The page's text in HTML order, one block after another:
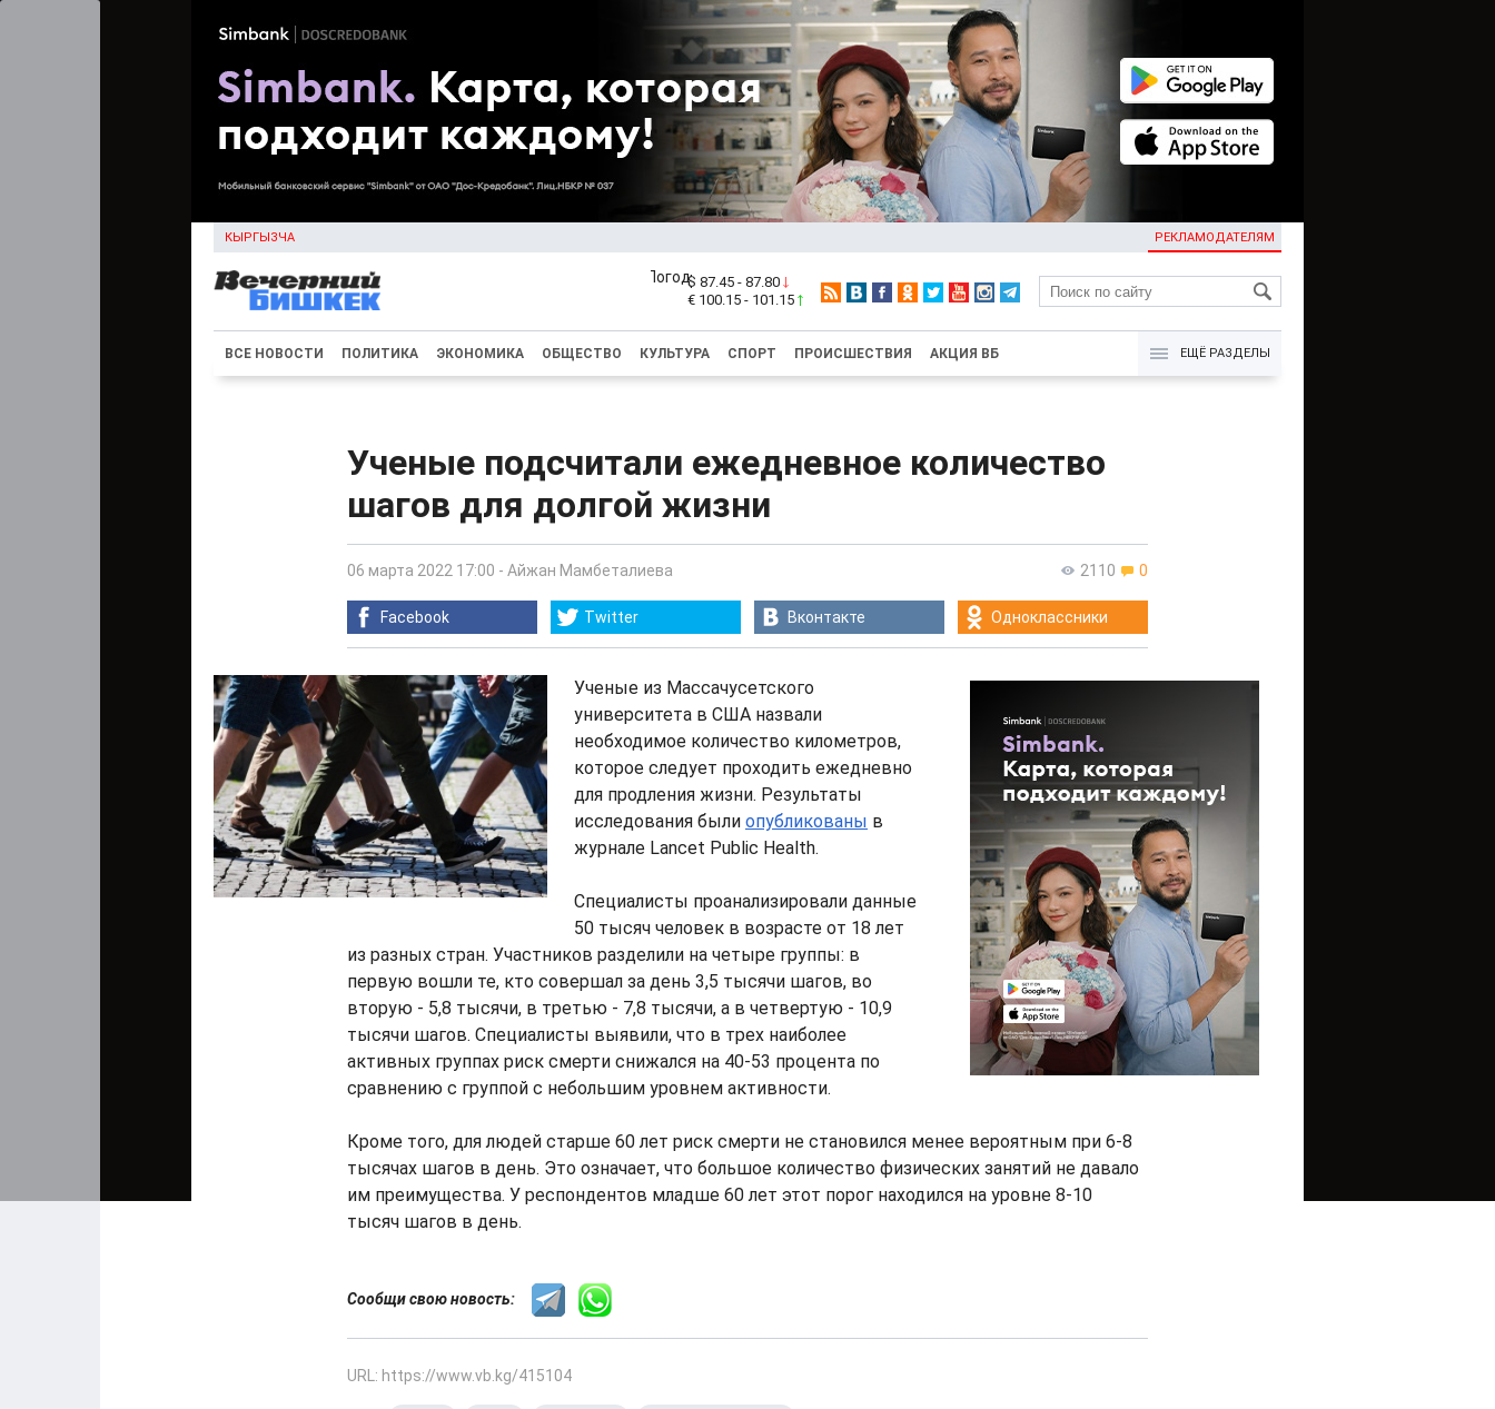
КЫРГЫЗЧА РЕКЛАМОДАТЕЛЯМ
KG
$ 87.45 - 87.80
€ 100.15 - 101.15
ВСЕ НОВОСТИ ПОЛИТИКА ЭКОНОМИКА ОБЩЕСТВО КУЛЬТУРА СПОРТ ПРОИСШЕСТВИЯ АКЦИЯ ВБ ЕЩЁ РАЗДЕЛЫ
Ученые подсчитали ежедневное количество
шагов для долгой жизни
2110 0
06 марта 2022 17:00 - Айжан Мамбеталиева
Facebook Twitter Вконтакте Одноклассники
Ученые из Массачусетского
университета в США назвали
необходимое количество километров,
которое следует проходить ежедневно
для продления жизни. Результаты
исследования были опубликованы в
журнале Lancet Public Health.
Специалисты проанализировали данные
50 тысяч человек в возрасте от 18 лет
из разных стран. Участников разделили на четыре группы: в
первую вошли те, кто совершал за день 3,5 тысячи шагов, во
вторую - 5,8 тысячи, в третью - 7,8 тысячи, а в четвертую - 10,9
тысячи шагов. Специалисты выявили, что в трех наиболее
активных группах риск смерти снижался на 40-53 процента по
сравнению с группой с небольшим уровнем активности.
Кроме того, для людей старше 60 лет риск смерти не становился менее вероятным при 6-8
тысячах шагов в день. Это означает, что большое количество физических занятий не давало
им преимущества. У респондентов младше 60 лет этот порог находился на уровне 8-10
тысяч шагов в день.
Сообщи свою новость:
URL: https://www.vb.kg/415104